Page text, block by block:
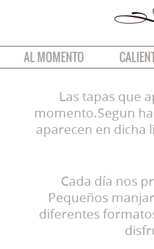
AL MOMENTO
Las tapas que
momento.Segun
aparecen en dicha
Cada día nos
Pequeños
diferentes